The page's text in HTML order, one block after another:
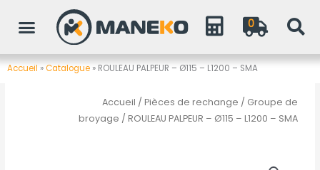
0
Accueil »Catalogue » ROULEAU PALPEUR – Ø115 – L1200 – SMA
Accueil / Pièces de rechange / Groupe de
broyage / ROULEAU PALPEUR – Ø115 – L1200 – SMA